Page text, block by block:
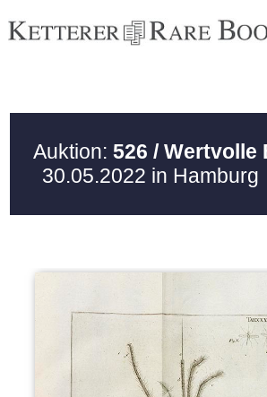
Auktion: 526 / Wertvolle
30.05.2022 in Hamburg